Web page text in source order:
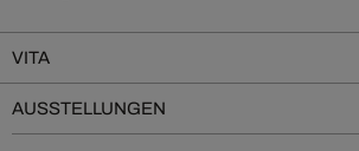
VITA
AUSSTELLUNGEN